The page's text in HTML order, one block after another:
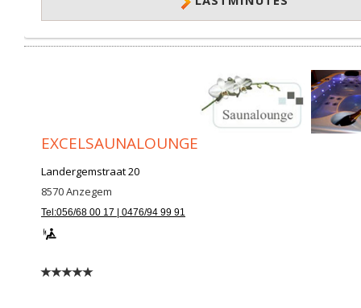
EXCELSAUNALOUNGE
Landergemstraat 20
8570Anzegem
Tel:056/68 00 17 | 0476/94 99 91